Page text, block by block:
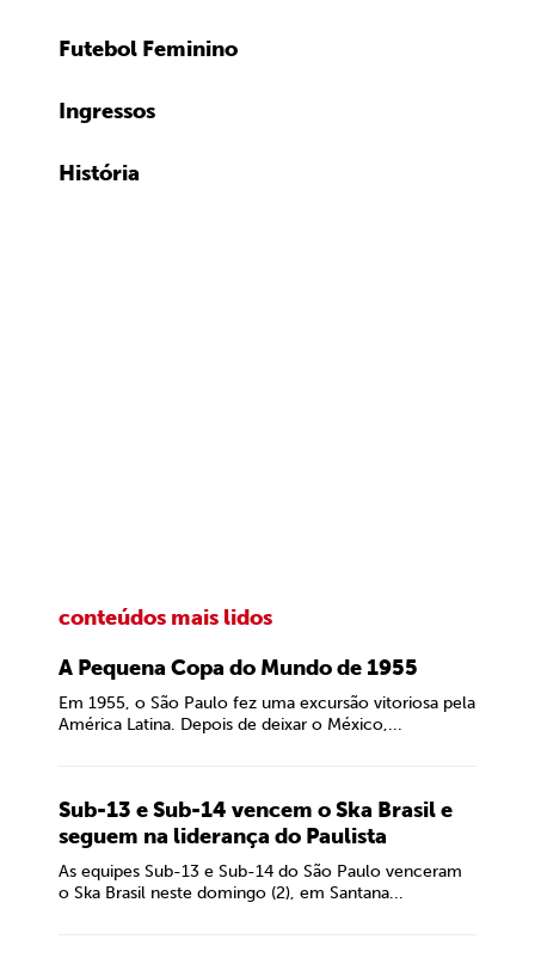
Futebol Feminino
Ingressos
História
conteúdos mais lidos
A Pequena Copa do Mundo de 1955
Em 1955, o São Paulo fez uma excursão vitoriosa pela
América Latina. Depois de deixar o México,...
Sub-13 e Sub-14 vencem o Ska Brasil e
seguem na liderança do Paulista
As equipes Sub-13 e Sub-14 do São Paulo venceram
o Ska Brasil neste domingo (2), em Santana...